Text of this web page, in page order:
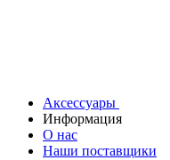
Аксессуары
Информация
О нас
Наши поставщики